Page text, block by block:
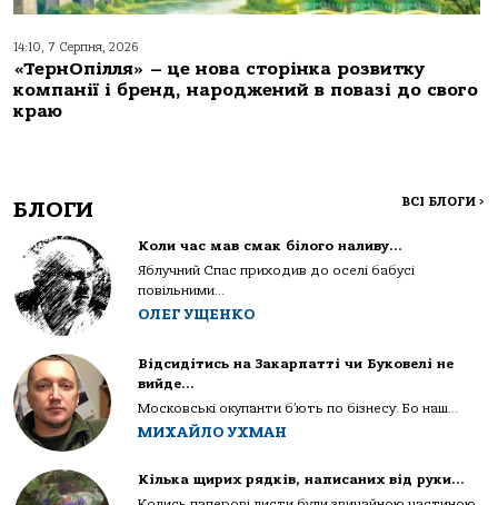
14:10, 7 Серпня, 2026
«ТернОпілля» – це нова сторінка розвитку
компанії і бренд, народжений в повазі до свого
краю
БЛОГИ ВСІ БЛОГИ >
Коли час мав смак білого наливу…
Яблучний Спас приходив до оселі бабусі
повільними...
ОЛЕГ УЩЕНКО
Відсидітись на Закарпатті чи Буковелі не
вийде…
Московські окупанти б’ють по бізнесу. Бо наш...
МИХАЙЛО УХМАН
Кілька щирих рядків, написаних від руки…